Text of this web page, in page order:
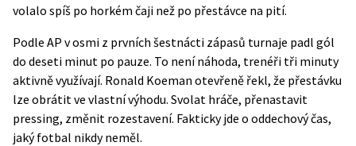
volalo spíš po horkém čaji než po přestávce na pití.
Podle AP v osmi z prvních šestnácti zápasů turnaje padl gól
do deseti minut po pauze. To není náhoda, trenéři tři minuty
aktivně využívají. Ronald Koeman otevřeně řekl, že přestávku
lze obrátit ve vlastní výhodu. Svolat hráče, přenastavit
pressing, změnit rozestavení. Fakticky jde o oddechový čas,
jaký fotbal nikdy neměl.